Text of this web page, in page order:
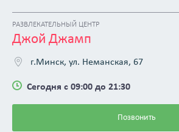
РАЗВЛЕКАТЕЛЬНЫЙ ЦЕНТР
Джой Джамп
г.Минск, ул. Неманская, 67
Сегодня с 09:00 до 21:30
Позвонить